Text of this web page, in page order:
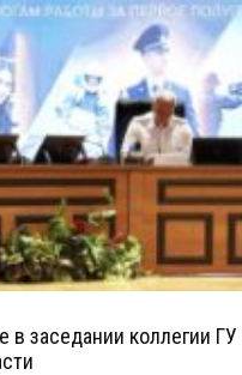
в заседании коллегии ГУ